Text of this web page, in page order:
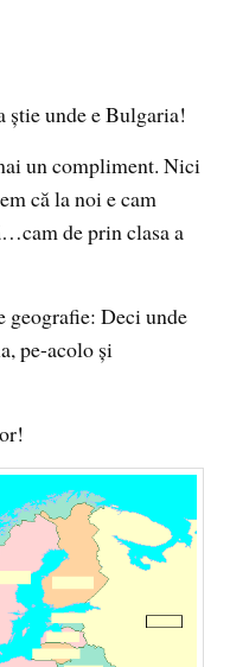
ştie unde e Bulgaria!
un compliment. Nici
că la noi e cam
de prin clasa a
geografie: Deci unde
pe-acolo şi